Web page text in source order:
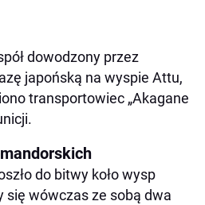
dowodzony przez
japońską na wyspie Attu,
transportowiec „Akagane
do bitwy koło wysp
się wówczas ze sobą dwa